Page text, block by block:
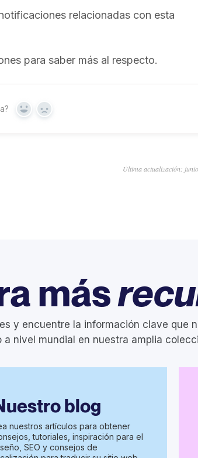
relacionadas con esta
para saber más al respecto.
Sí No
Última actualización:
más
y encuentre la información clave que
nivel mundial en nuestra amplia
blog
nuestros artículos para obtener
tutoriales, inspiración para el
SEO y consejos de